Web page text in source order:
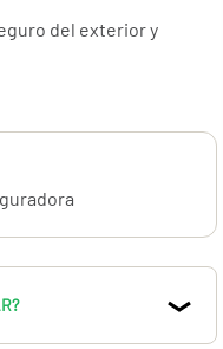
del exterior y
nieve e